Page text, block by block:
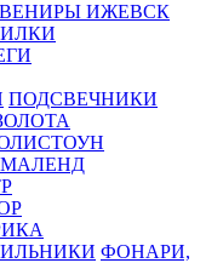
ИЖЕВСК
ПОДСВЕЧНИКИ
ФОНАРИ,